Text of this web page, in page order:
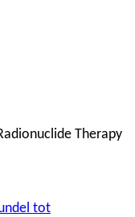
Therapy
tot